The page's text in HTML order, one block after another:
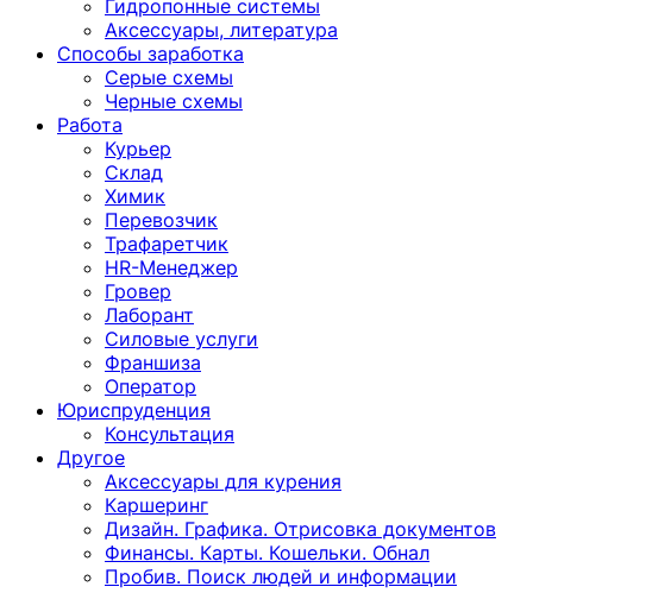
Гидропонные системы
Аксессуары, литература
Способы заработка
Серые схемы
Черные схемы
Работа
Курьер
Склад
Химик
Перевозчик
Трафаретчик
HR-Менеджер
Гровер
Лаборант
Силовые услуги
Франшиза
Оператор
Юриспруденция
Консультация
Другoе
Аксессуары для курения
Каршеринг
Дизайн. Графика. Отрисовка документов
Финансы. Карты. Кошельки. Обнал
Пробив. Поиск людей и информации